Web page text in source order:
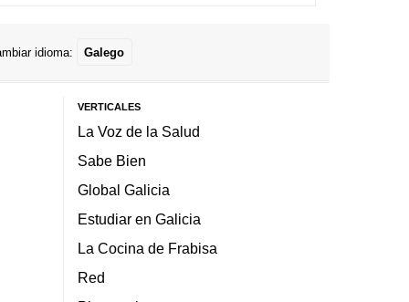
idioma: Galego
VERTICALES
La Voz de la Salud
Sabe Bien
Global Galicia
Estudiar en Galicia
La Cocina de Frabisa
Red